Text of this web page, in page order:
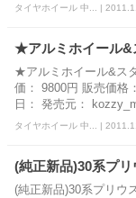
タイヤホイール 中... |
★アルミホイール&
★アルミホイール&ス
価： 9800円 販売価格
日： 発売元：
タイヤホイール 中... |
(純正新品)30系プリ
(純正新品)30系プリウ